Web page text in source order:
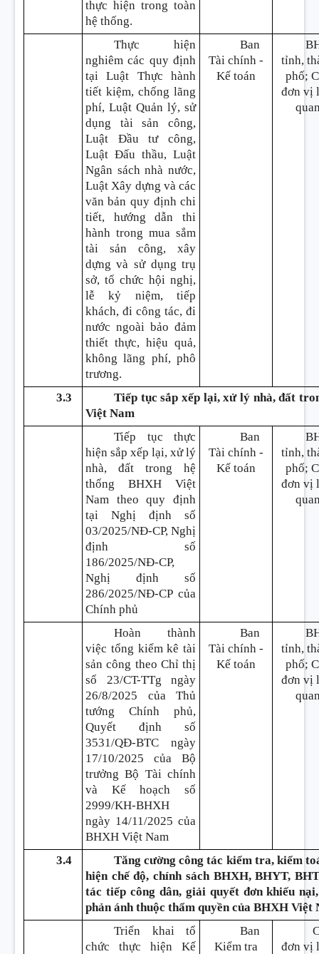
thực hiện trong toàn
hệ thống.
Thực hiện
nghiêm các quy định
tại Luật Thực hành
tiết kiệm, chống lãng
phí, Luật Quản lý, sử
dụng tài sản công,
Luật Đầu tư công,
Luật Đấu thầu, Luật
Ngân sách nhà nước,
Luật Xây dựng và các
văn bản quy định chi
tiết, hướng dẫn thi
hành trong mua sắm
tài sản công, xây
dựng và sử dụng trụ
sở, tổ chức hội nghị,
lễ kỷ niệm, tiếp
khách, đi công tác, đi
nước ngoài bảo đảm
thiết thực, hiệu quả,
không lãng phí, phô
trương.
Ban
Tài chính -
Kế toán
tỉnh,
phố;
đơn vị
3.3
Tiếp tục sắp xếp lại, xử lý nhà, đất
Việt Nam
Tiếp tục thực
hiện sắp xếp lại, xử lý
nhà, đất trong hệ
thống BHXH Việt
Nam theo quy định
tại Nghị định số
03/2025/NĐ-CP, Nghị
định số
186/2025/NĐ-CP,
Nghị định số
286/2025/NĐ-CP của
Chính phủ
Ban
Tài chính -
Kế toán
tỉnh,
phố;
đơn vị
Hoàn thành
việc tổng kiểm kê tài
sản công theo Chỉ thị
số 23/CT-TTg ngày
26/8/2025 của Thủ
tướng Chính phủ,
Quyết định số
3531/QĐ-BTC ngày
17/10/2025 của Bộ
trưởng Bộ Tài chính
và Kế hoạch số
2999/KH-BHXH
ngày 14/11/2025 của
BHXH Việt Nam
Ban
Tài chính -
Kế toán
tỉnh,
phố;
đơn vị
3.4
Tăng cường công tác kiểm tra, kiểm
hiện chế độ, chính sách BHXH, BHYT,
tác tiếp công dân, giải quyết đơn khiếu
phản ánh thuộc thẩm quyền của BHXH Việt
Triển khai tổ
chức thực hiện Kế
Ban
Kiểm tra
đơn vị